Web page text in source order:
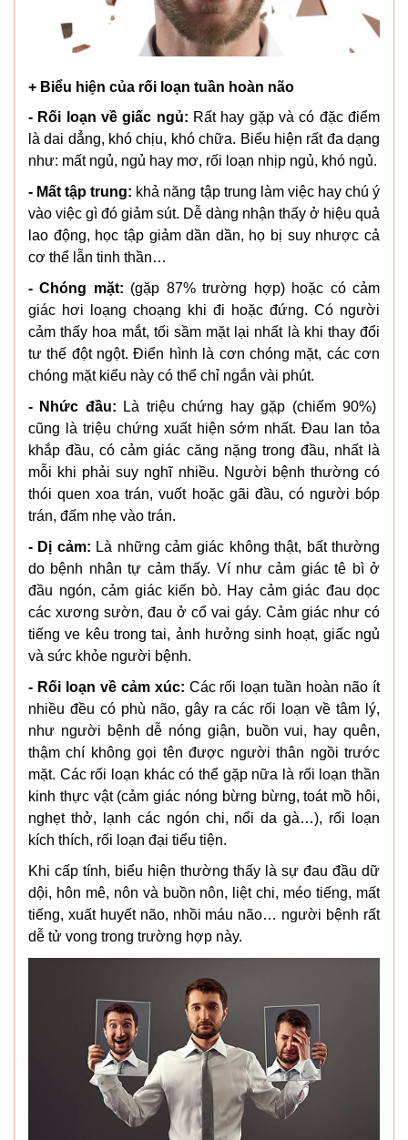
+ Biểu hiện của rối loạn tuần hoàn não
- Rối loạn về giấc ngủ: Rất hay gặp và có đặc điểm
là dai dẳng, khó chịu, khó chữa. Biểu hiện rất đa dạng
như: mất ngủ, ngủ hay mơ, rối loạn nhịp ngủ, khó ngủ.
- Mất tập trung: khả năng tập trung làm việc hay chú ý
vào việc gì đó giảm sút. Dễ dàng nhận thấy ở hiệu quả
lao động, học tập giảm dần dần, họ bị suy nhược cả
cơ thể lẫn tinh thần…
- Chóng mặt: (gặp 87% trường hợp) hoặc có cảm
giác hơi loạng choạng khi đi hoặc đứng. Có người
cảm thấy hoa mắt, tối sầm mặt lại nhất là khi thay đổi
tư thế đột ngột. Điển hình là cơn chóng mặt, các cơn
chóng mặt kiểu này có thể chỉ ngắn vài phút.
- Nhức đầu: Là triệu chứng hay gặp (chiếm 90%)
cũng là triệu chứng xuất hiện sớm nhất. Đau lan tỏa
khắp đầu, có cảm giác căng nặng trong đầu, nhất là
mỗi khi phải suy nghĩ nhiều. Người bệnh thường có
thói quen xoa trán, vuốt hoặc gãi đầu, có người bóp
trán, đấm nhẹ vào trán.
- Dị cảm: Là những cảm giác không thật, bất thường
do bệnh nhân tự cảm thấy. Ví như cảm giác tê bì ở
đầu ngón, cảm giác kiến bò. Hay cảm giác đau dọc
các xương sườn, đau ở cổ vai gáy. Cảm giác như có
tiếng ve kêu trong tai, ảnh hưởng sinh hoạt, giấc ngủ
và sức khỏe người bệnh.
- Rối loạn về cảm xúc: Các rối loạn tuần hoàn não ít
nhiều đều có phù não, gây ra các rối loạn về tâm lý,
như người bệnh dễ nóng giận, buồn vui, hay quên,
thậm chí không gọi tên được người thân ngồi trước
mặt. Các rối loạn khác có thể gặp nữa là rối loạn thần
kinh thực vật (cảm giác nóng bừng bừng, toát mồ hôi,
nghẹt thở, lạnh các ngón chi, nổi da gà…), rối loạn
kích thích, rối loạn đại tiểu tiện.
Khi cấp tính, biểu hiện thường thấy là sự đau đầu dữ
dội, hôn mê, nôn và buồn nôn, liệt chi, méo tiếng, mất
tiếng, xuất huyết não, nhồi máu não… người bệnh rất
dễ tử vong trong trường hợp này.